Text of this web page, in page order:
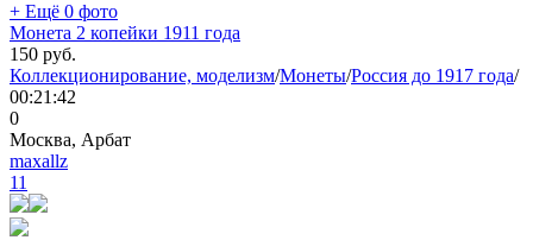
+ Ещё 0 фото
Монета 2 копейки 1911 года
150 руб.
Коллекционирование, моделизм/Монеты/Россия до 1917 года/
00:21:42
0
Москва, Арбат
maxallz
11